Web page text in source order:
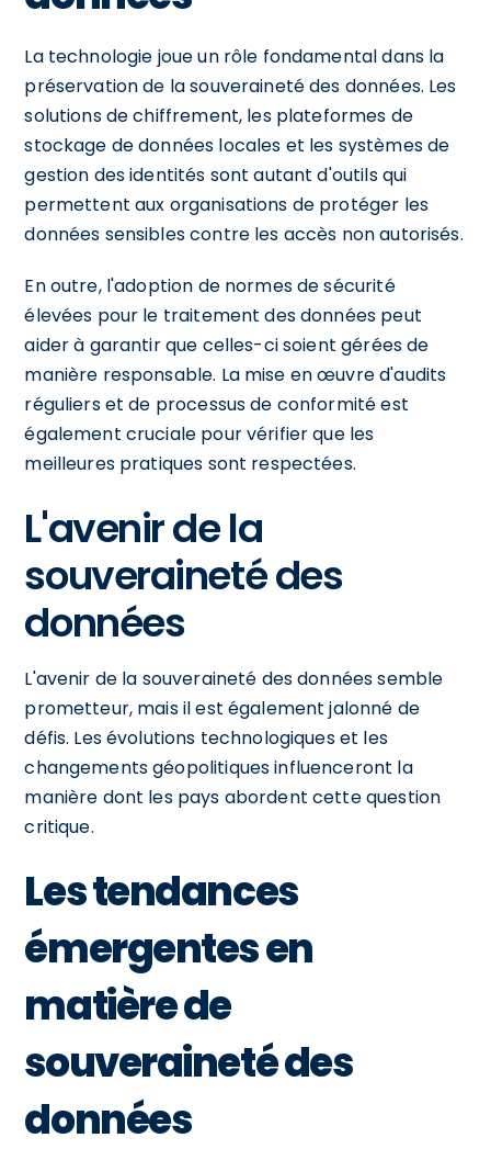
La technologie joue un rôle fondamental dans la
préservation de la souveraineté des données. Les
solutions de chiffrement, les plateformes de
stockage de données locales et les systèmes de
gestion des identités sont autant d'outils qui
permettent aux organisations de protéger les
données sensibles contre les accès non autorisés.
En outre, l'adoption de normes de sécurité
élevées pour le traitement des données peut
aider à garantir que celles-ci soient gérées de
manière responsable. La mise en œuvre d'audits
réguliers et de processus de conformité est
également cruciale pour vérifier que les
meilleures pratiques sont respectées.
L'avenir de la
souveraineté des
données
L'avenir de la souveraineté des données semble
prometteur, mais il est également jalonné de
défis. Les évolutions technologiques et les
changements géopolitiques influenceront la
manière dont les pays abordent cette question
critique.
Les tendances
émergentes en
matière de
souveraineté des
données